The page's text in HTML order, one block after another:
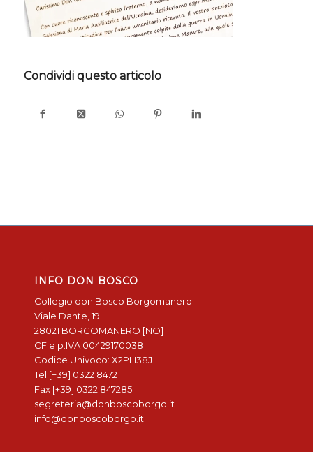
Condividi questo articolo
INFO DON BOSCO
Collegio don Bosco Borgomanero
Viale Dante, 19
28021 BORGOMANERO [NO]
CF e p.IVA 00429170038
Codice Univoco: X2PH38J
Tel [+39] 0322 847211
Fax [+39] 0322 847285
segreteria@donboscoborgo.it
info@donboscoborgo.it